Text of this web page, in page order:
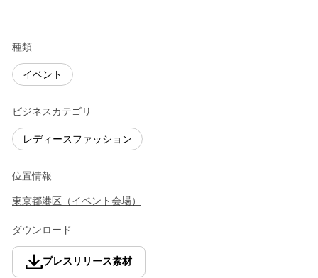
種類
イベント
ビジネスカテゴリ
レディースファッション
位置情報
東京都港区 （ イベント会場）
ダウンロード
プレスリリース素材